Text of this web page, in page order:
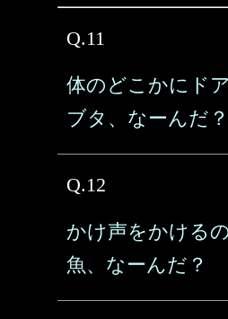
Q.11
体のどこかにド
ブタ、なーんだ？
Q.12
かけ声をかける
魚、なーんだ？